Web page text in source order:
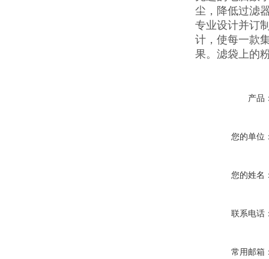
尘，降低过滤
专业设计并订
计，使每一款
果。滤袋上的
产品
您的单位
您的姓名
联系电话
常用邮箱